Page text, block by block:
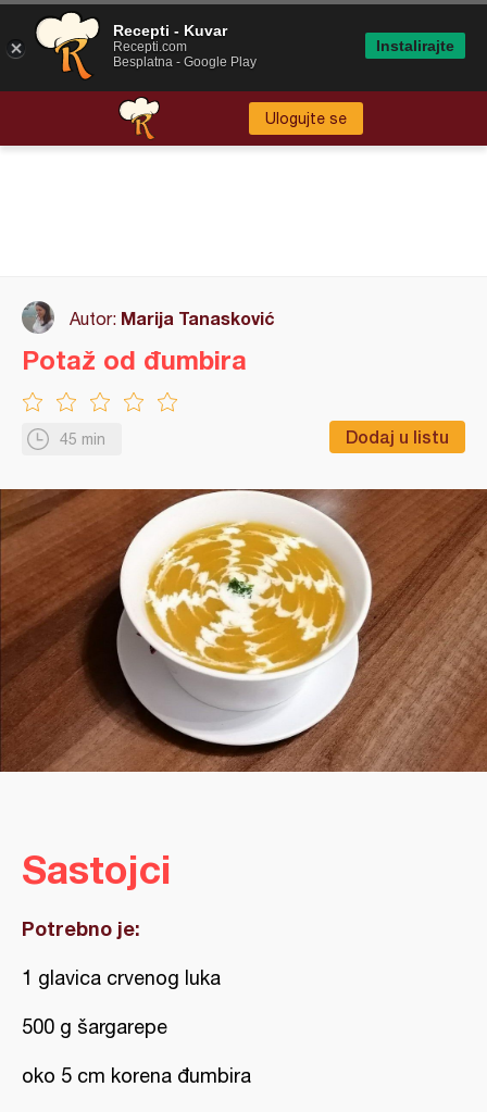
Ulogujte se
Autor: Marija Tanasković
45 min Dodaj u listu
Potaž od đumbira
Sastojci
Potrebno je:
1 glavica crvenog luka
500 g šargarepe
oko 5 cm korena đumbira
Recepti - Kuvar
Recepti.com
Besplatna - Google Play
Instalirajte